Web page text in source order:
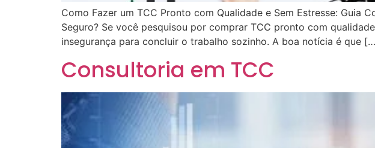
Como Fazer um TCC Pronto com Qualidade e Sem Estresse: Guia
Seguro? Se você pesquisou por comprar TCC pronto com
insegurança para concluir o trabalho sozinho. A boa notícia é que
Consultoria em TCC